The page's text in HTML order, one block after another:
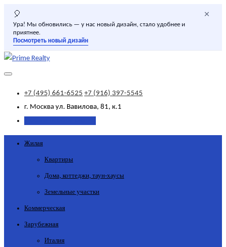
🎈
Ура! Мы обновились — у нас новый дизайн, стало удобнее и
приятнее.
Посмотреть новый дизайн
×
+7 (495) 661-6525 +7 (916) 397-5545
г. Москва ул. Вавилова, 81, к.1
Жилая
Квартиры
Дома, коттеджи, таун-хаусы
Земельные участки
Коммерческая
Зарубежная
Италия